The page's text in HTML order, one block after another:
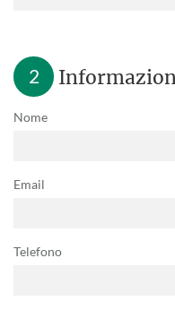
2
Nome
Email
Telefono